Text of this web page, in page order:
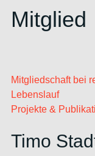
Mitglied
Mitgliedschaft bei
Lebenslauf
Projekte &
Timo